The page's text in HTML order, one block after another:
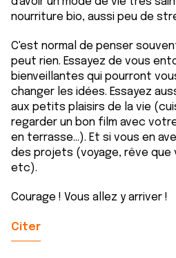
nourriture bio, aussi peu de
C'est normal de penser
peut rien. Essayez de vous
bienveillantes qui pourront
changer les idées. Essayez
aux petits plaisirs de la vie
regarder un bon film avec
en terrasse...). Et si vous en
des projets (voyage, rêve que
etc).
Courage ! Vous allez y arriver !
Citer